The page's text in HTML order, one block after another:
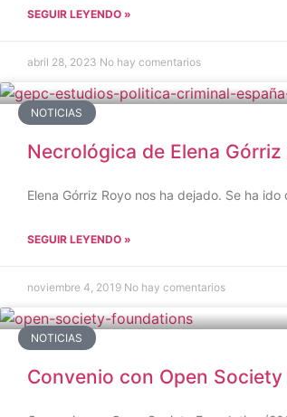
SEGUIR LEYENDO »
abril 28, 2023 No hay comentarios
NOTICIAS
Necrológica de Elena Górriz
Elena Górriz Royo nos ha dejado. Se ha
SEGUIR LEYENDO »
noviembre 4, 2019 No hay comentarios
NOTICIAS
Convenio con Open